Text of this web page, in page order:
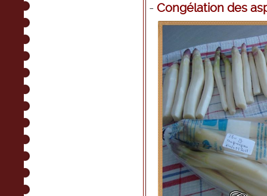
- Congélation des